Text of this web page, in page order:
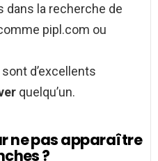
dans la recherche de
pipl.com ou
d’excellents
quelqu’un.
ne pas apparaître
?